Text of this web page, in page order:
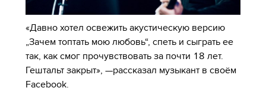
«Давно хотел освежить акустическую версию
„Зачем топтать мою любовь“, спеть и сыграть ее
так, как смог прочувствовать за почти 18 лет.
Гештальт закрыт», —рассказал музыкант в своём
Facebook.